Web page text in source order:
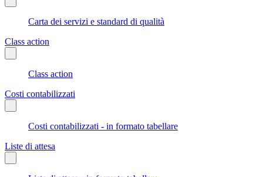
Carta dei servizi e standard di qualità
Class action
Class action
Costi contabilizzati
Costi contabilizzati - in formato tabellare
Liste di attesa